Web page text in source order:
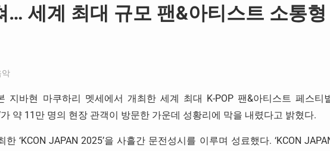
… 세계 최대 규모 팬&아티스트 소통형
악
지바현 마쿠하리 멧세에서 개최한 세계 최대 K-POP 팬&아티스트 페스티
가 약 11만 명의 현장 관객이 방문한 가운데 성황리에 막을 내렸다고 밝혔다.
‘KCON JAPAN 2025’을 사흘간 문전성시를 이루며 성료했다. ‘KCON